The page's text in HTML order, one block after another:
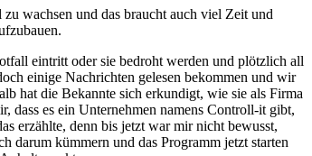
wachsen und das braucht auch viel Zeit und
eintritt oder sie bedroht werden und plötzlich all
einige Nachrichten gelesen bekommen und wir
hat die Bekannte sich erkundigt, wie sie als Firma
dass es ein Unternehmen namens Controll-it gibt,
erzählte, denn bis jetzt war mir nicht bewusst,
darum kümmern und das Programm jetzt starten